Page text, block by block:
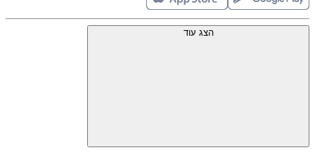
הצג עוד